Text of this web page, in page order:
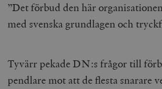
”Det förbud den här
med svenska grundlagen och
Tyvärr pekade DN:s frågor till
pendlare mot att de flesta snarare